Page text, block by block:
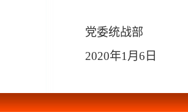
统战部
年1月6日